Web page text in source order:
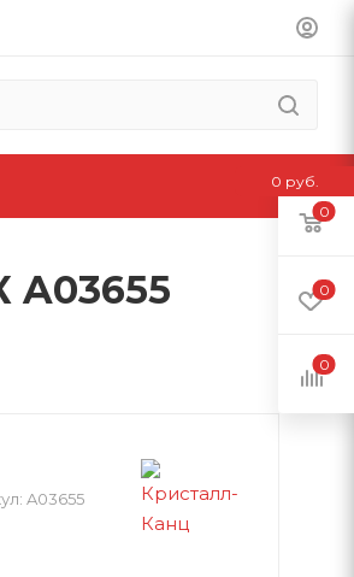
A03655
0
0
0
0 руб.